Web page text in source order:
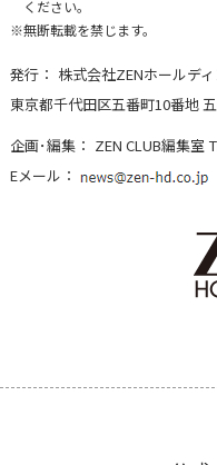
ください。
無断転載を禁じます。
発行： 株式会社ZENホールデ
東京都千代田区五番町10番地
企画･編集： ZEN CLUB編集室
Eメール：